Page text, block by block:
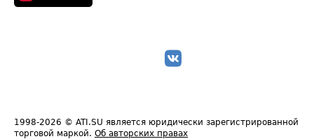
1998-2026 © ATI.SU является юридически зарегистрированной
торговой маркой. Об авторских правах